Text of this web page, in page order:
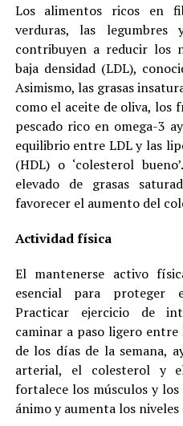
Los alimentos ricos en
verduras, las legumbres
contribuyen a reducir los
baja densidad (LDL),
Asimismo, las grasas
como el aceite de oliva, los
pescado rico en omega-3
equilibrio entre LDL y las
(HDL) o ‘colesterol
elevado de grasas
favorecer el aumento del
Actividad física
El mantenerse activo
esencial para proteger
Practicar ejercicio de
caminar a paso ligero
de los días de la semana,
arterial, el colesterol y
fortalece los músculos y los
ánimo y aumenta los niveles